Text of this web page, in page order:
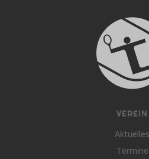
VEREIN
Aktuelles
Termine